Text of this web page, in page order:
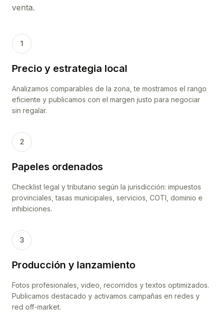
venta.
1
Precio y estrategia local
Analizamos comparables de la zona, te mostramos el rango
eficiente y publicamos con el margen justo para negociar
sin regalar.
2
Papeles ordenados
Checklist legal y tributario según la jurisdicción: impuestos
provinciales, tasas municipales, servicios, COTI, dominio e
inhibiciones.
3
Producción y lanzamiento
Fotos profesionales, video, recorridos y textos optimizados.
Publicamos destacado y activamos campañas en redes y
red off-market.